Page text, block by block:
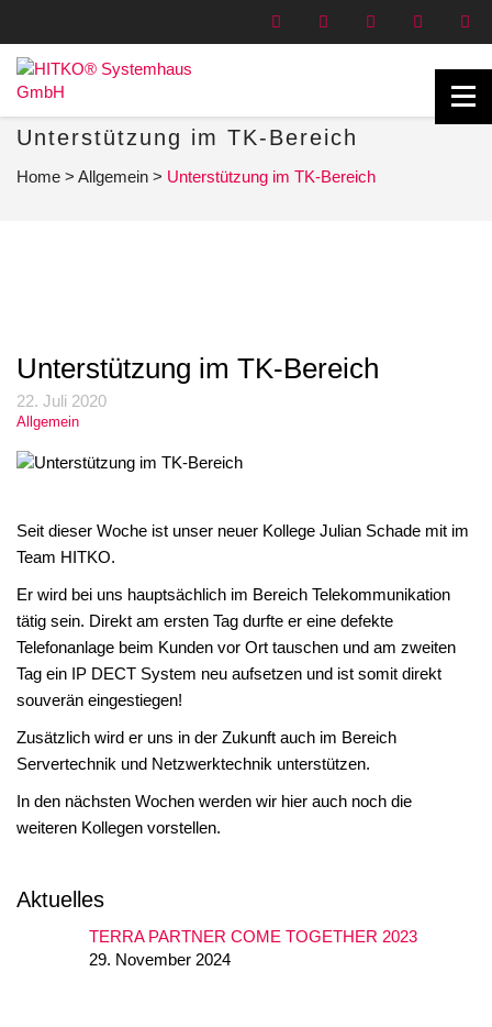
Unterstützung im TK-Bereich
Home > Allgemein > Unterstützung im TK-Bereich
Unterstützung im TK-Bereich
22. Juli 2020
Allgemein
Seit dieser Woche ist unser neuer Kollege Julian Schade mit im
Team HITKO.
Er wird bei uns hauptsächlich im Bereich Telekommunikation
tätig sein. Direkt am ersten Tag durfte er eine defekte
Telefonanlage beim Kunden vor Ort tauschen und am zweiten
Tag ein IP DECT System neu aufsetzen und ist somit direkt
souverän eingestiegen!
Zusätzlich wird er uns in der Zukunft auch im Bereich
Servertechnik und Netzwerktechnik unterstützen.
In den nächsten Wochen werden wir hier auch noch die
weiteren Kollegen vorstellen.
Aktuelles
TERRA PARTNER COME TOGETHER 2023
29. November 2024